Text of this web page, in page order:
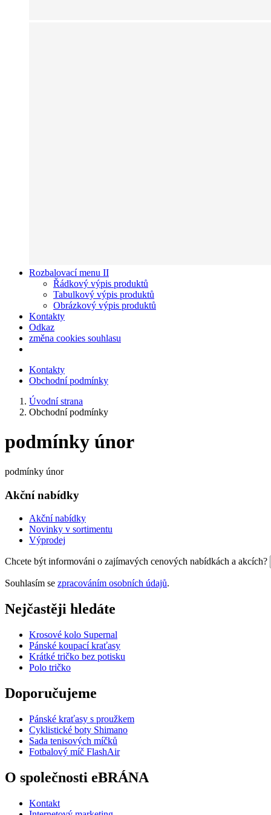
Rozbalovací menu II
Řádkový výpis produktů
Tabulkový výpis produktů
Obrázkový výpis produktů
Kontakty
Odkaz
změna cookies souhlasu
Kontakty
Obchodní podmínky
Úvodní strana
Obchodní podmínky
podmínky únor
podmínky únor
Akční nabídky
Akční nabídky
Novinky v sortimentu
Výprodej
Chcete být informováni o zajímavých cenových nabídkách a akcích?
Souhlasím se zpracováním osobních údajů.
Nejčastěji hledáte
Krosové kolo Supernal
Pánské koupací kraťasy
Krátké tričko bez potisku
Polo tričko
Doporučujeme
Pánské kraťasy s proužkem
Cyklistické boty Shimano
Sada tenisových míčků
Fotbalový míč FlashAir
O společnosti eBRÁNA
Kontakt